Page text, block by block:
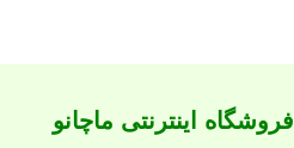
فروشگاه اینترنتی ماچانو